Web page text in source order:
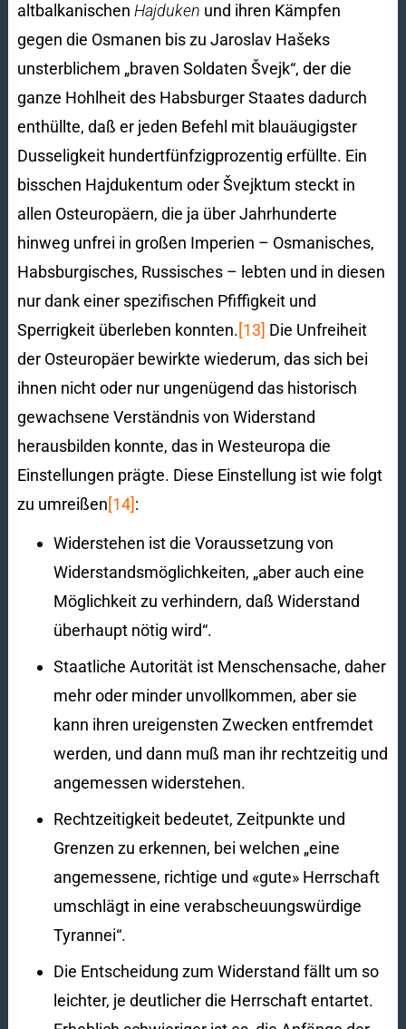
altbalkanischen Hajduken und ihren Kämpfen
gegen die Osmanen bis zu Jaroslav Hašeks
unsterblichem „braven Soldaten Švejk“, der die
ganze Hohlheit des Habsburger Staates dadurch
enthüllte, daß er jeden Befehl mit blauäugigster
Dusseligkeit hundertfünfzigprozentig erfüllte. Ein
bisschen Hajdukentum oder Švejktum steckt in
allen Osteuropäern, die ja über Jahrhunderte
hinweg unfrei in großen Imperien – Osmanisches,
Habsburgisches, Russisches – lebten und in diesen
nur dank einer spezifischen Pfiffigkeit und
Sperrigkeit überleben konnten.[13] Die Unfreiheit
der Osteuropäer bewirkte wiederum, das sich bei
ihnen nicht oder nur ungenügend das historisch
gewachsene Verständnis von Widerstand
herausbilden konnte, das in Westeuropa die
Einstellungen prägte. Diese Einstellung ist wie folgt
zu umreißen[14]:
Widerstehen ist die Voraussetzung von
Widerstandsmöglichkeiten, „aber auch eine
Möglichkeit zu verhindern, daß Widerstand
überhaupt nötig wird“.
Staatliche Autorität ist Menschensache, daher
mehr oder minder unvollkommen, aber sie
kann ihren ureigensten Zwecken entfremdet
werden, und dann muß man ihr rechtzeitig und
angemessen widerstehen.
Rechtzeitigkeit bedeutet, Zeitpunkte und
Grenzen zu erkennen, bei welchen „eine
angemessene, richtige und «gute» Herrschaft
umschlägt in eine verabscheuungswürdige
Tyrannei“.
Die Entscheidung zum Widerstand fällt um so
leichter, je deutlicher die Herrschaft entartet.